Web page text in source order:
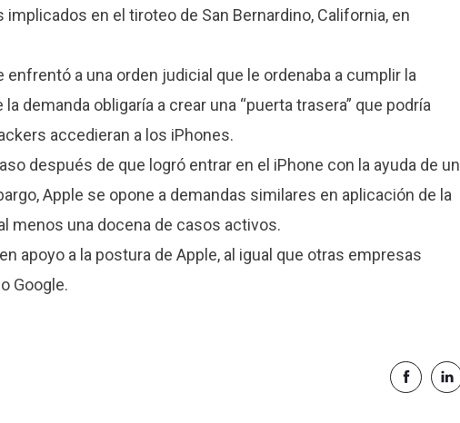
en el tiroteo de San Bernardino, California, en
a una orden judicial que le ordenaba a cumplir la
demanda obligaría a crear una “puerta trasera” que podría
accedieran a los iPhones.
después de que logró entrar en el iPhone con la ayuda de un
Apple se opone a demandas similares en aplicación de la
menos una docena de casos activos.
apoyo a la postura de Apple, al igual que otras empresas
Google.